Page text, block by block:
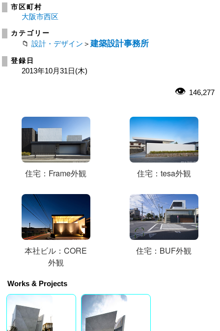
市区町村
大阪市西区
カテゴリー
設計・デザイン ＞ 建築設計事務所
登録日
2013年10月31日(木)
146,277
住宅：Frame外観 住宅：tesa外観
本社ビル：CORE
外観
住宅：BUF外観
Works & Projects